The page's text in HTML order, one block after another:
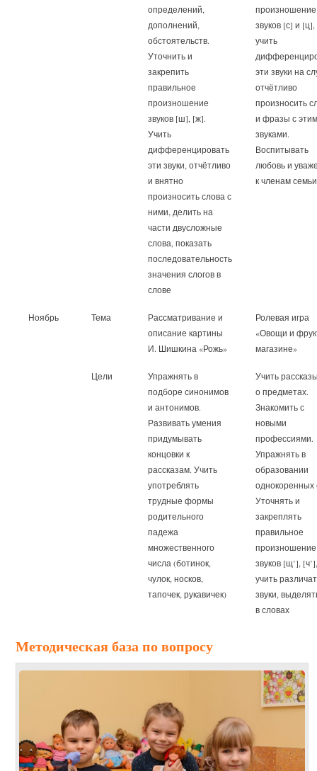
определений,
дополнений,
обстоятельств.
Уточнить и
закрепить
правильное
произношение
звуков [ш], [ж].
Учить
дифференцировать
эти звуки, отчётливо
и внятно
произносить слова с
ними, делить на
части двусложные
слова, показать
последовательность
значения слогов в
слове
произношение
звуков [с] и [ц],
учить
эти звуки на
отчётливо
произносить
и фразы с
звуками.
Воспитывать
любовь и
к членам семьи
Ноябрь Тема
Рассматривание и
описание картины
И. Шишкина «Рожь»
Ролевая игра
«Овощи и
магазине»
Цели
Упражнять в
подборе синонимов
и антонимов.
Развивать умения
придумывать
концовки к
рассказам. Учить
употреблять
трудные формы
родительного
падежа
множественного
числа (ботинок,
чулок, носков,
тапочек, рукавичек)
Учить
о предметах.
Знакомить с
новыми
профессиями.
Упражнять в
образовании
однокоренных
Уточнять и
закреплять
правильное
произношение
звуков [щ’],
учить
звуки,
в словах
Методическая база по вопросу